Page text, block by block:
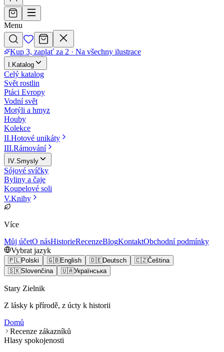
Menu
Kup 3, zaplať za 2 · Na všechny ilustrace
. Katalog
Celý katalog
Svět rostlin
Ptáci Evropy
Vodní svět
Motýli a hmyz
Houby
Kolekce
II.Hotové unikáty
III.Rámování
IV.Smysly
Sójové svíčky
Byliny a čaje
Koupelové soli
V.Knihy
Více
Můj účetO násHistorieRecenzeBlogKontaktObchodní podmínky
Vybrat jazyk
🇵🇱Polski 🇬🇧English 🇩🇪Deutsch 🇨🇿Čeština
🇸🇰Slovenčina 🇺🇦Українська
Stary Zielnik
Z lásky k přírodě, z úcty k historii
Domů
Recenze zákazníků
Hlasy spokojenosti